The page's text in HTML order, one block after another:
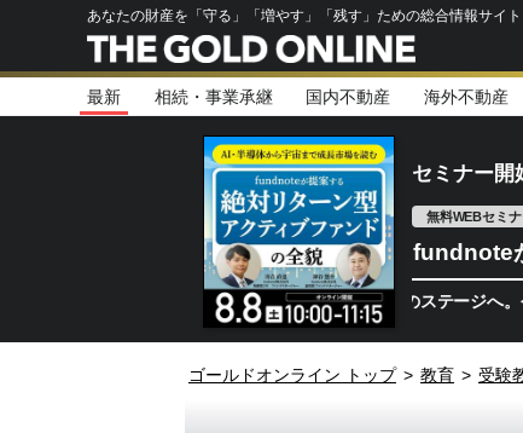
あなたの財産を「守る」「増やす」「残す」ための総合情報サイト
最新 相続・事業承継 国内不動産 海外不動産
セミナー開
無料WEBセミ
fundnote
半導体相場は次のステージへ。今、機
ゴールドオンライン トップ > 教育 > 受験